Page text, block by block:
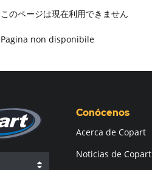
このページは現在利用できません
Pagina non disponibile
Conócenos
Acerca de Copart
Noticias de Copart